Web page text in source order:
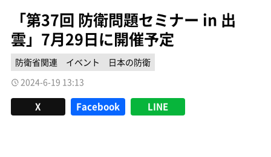
「第37回 防衛問題セミナー in 出
雲」7月29日に開催予定
防衛省関連 イベント
日本の防衛
2024-6-19 13:13
X Facebook LINE